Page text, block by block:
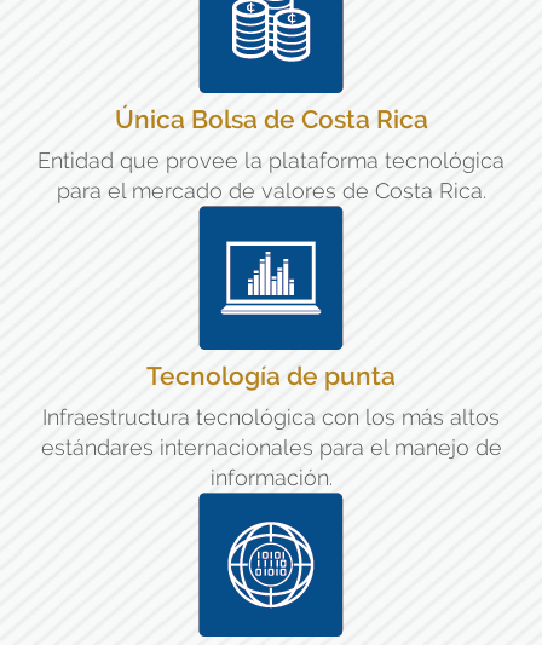
Única Bolsa de Costa Rica
Entidad que provee la plataforma tecnológica
para el mercado de valores de Costa Rica.
Tecnología de punta
Infraestructura tecnológica con los más altos
estándares internacionales para el manejo de
información.